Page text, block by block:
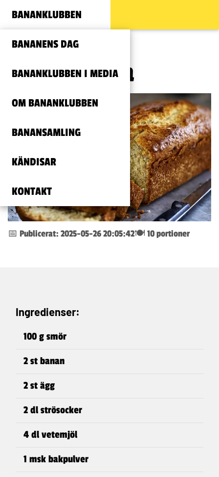
BANANKLUBBEN
BANANENS DAG
BANANKLUBBEN I MEDIA
OM BANANKLUBBEN
BANANSAMLING
KÄNDISAR
KONTAKT
Banankaka
📅 Publicerat: 2025-05-26 20:05:42🍽️ 10 portioner
Ingredienser:
100 g smör
2 st banan
2 st ägg
2 dl strösocker
4 dl vetemjöl
1 msk bakpulver